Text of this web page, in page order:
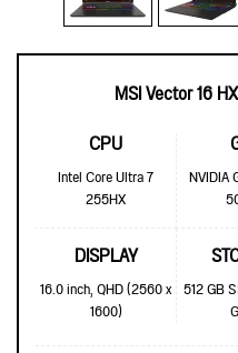
MSI Vector 16
CPU
Intel Core Ultra 7
255HX
NVIDIA
DISPLAY
16.0 inch, QHD (2560 x
1600)
512 GB